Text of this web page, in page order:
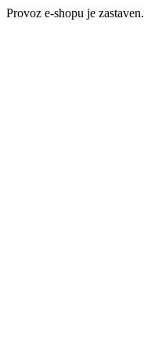
Provoz e-shopu je zastaven.